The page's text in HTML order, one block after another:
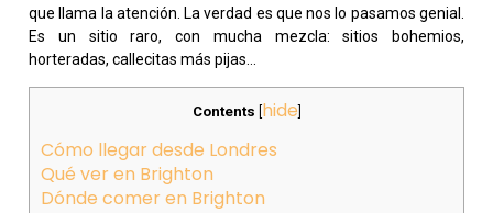
que llama la atención. La verdad es que nos lo pasamos genial.
Es un sitio raro, con mucha mezcla: sitios bohemios,
horteradas, callecitas más pijas…
Contents hide
Cómo llegar desde Londres
Qué ver en Brighton
Dónde comer en Brighton